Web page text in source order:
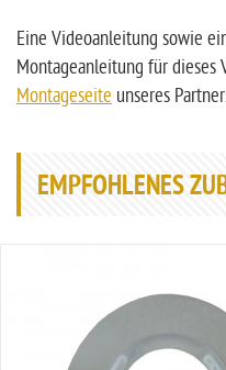
Eine Videoanleitung sowie
Montageanleitung für dieses
Montageseite unseres
EMPFOHLENES